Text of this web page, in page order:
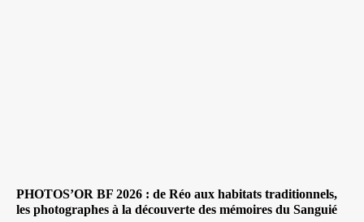
PHOTOS’OR BF 2026 : de Réo aux habitats traditionnels,
les photographes à la découverte des mémoires du Sanguié